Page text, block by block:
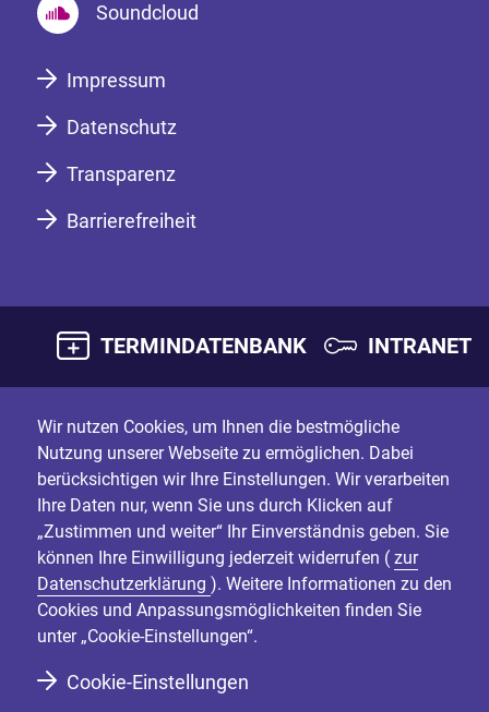
Soundcloud
Impressum
Datenschutz
Transparenz
Barrierefreiheit
TERMINDATENBANK INTRANET
Wir nutzen Cookies, um Ihnen die bestmögliche
Nutzung unserer Webseite zu ermöglichen. Dabei
berücksichtigen wir Ihre Einstellungen. Wir verarbeiten
Ihre Daten nur, wenn Sie uns durch Klicken auf
„Zustimmen und weiter“ Ihr Einverständnis geben. Sie
können Ihre Einwilligung jederzeit widerrufen ( zur
Datenschutzerklärung ). Weitere Informationen zu den
Cookies und Anpassungsmöglichkeiten finden Sie
unter „Cookie-Einstellungen“.
Cookie-Einstellungen